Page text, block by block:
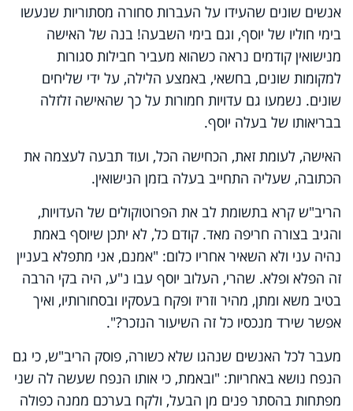
אנשים שונים שהעידו על העברות סחורה מסתוריות שנעשו
בימי חוליו של יוסף, וגם בימי השבעה! בנה של האישה
מנישואין קודמים נראה כשהוא מעביר חבילות סגורות
למקומות שונים, בחשאי, באמצע הלילה, על ידי שליחים
שונים. נשמעו גם עדויות חמורות על כך שהאישה זלזלה
בבריאותו של בעלה יוסף.
האישה, לעומת זאת, הכחישה הכל, ועוד תבעה לעצמה את
הכתובה, שעליה התחייב בעלה בזמן הנישואין.
הריב"ש קרא בתשומת לב את הפרוטוקולים של העדויות,
והגיב בצורה חריפה מאד. קודם כל, לא יתכן שיוסף באמת
נהיה עני ולא השאיר אחריו כלום: "אמנם, אני מתפלא בעניין
זה הפלא ופלא. שהרי, העלוב יוסף עבו נ"ע, היה בקי הרבה
בטיב משא ומתן, מהיר וזריז ופקח בעסקיו ובסחורותיו, ואיך
אפשר שירד מנכסיו כל זה השיעור הנזכר?".
מעבר לכל האנשים שנהגו שלא כשורה, פוסק הריב"ש, כי גם
הנפח נושא באחריות: "ובאמת, כי אותו הנפח שעשה לה שני
מפתחות בהסתר פנים מן הבעל, ולקח בערכם ממנה כפולה